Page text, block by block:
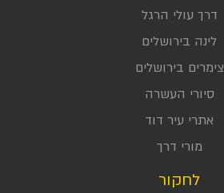
דרך עולי הרגל
לינה בירושלים
צימרים בירושלים
סיורי העשרה
אתרי עיר דוד
מורי דרך
לחקור